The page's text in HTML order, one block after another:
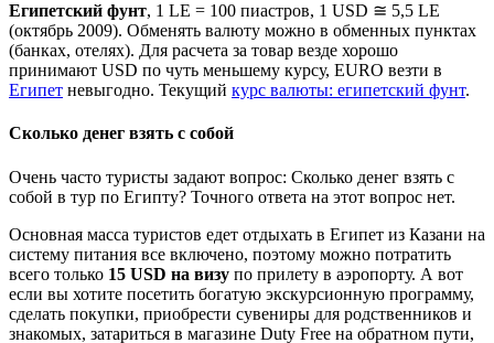
Египетский фунт, 1 LE = 100 пиастров, 1 USD ≅ 5,5 LE
(октябрь 2009). Обменять валюту можно в обменных пунктах
(банках, отелях). Для расчета за товар везде хорошо
принимают USD по чуть меньшему курсу, EURO везти в
Египет невыгодно. Текущий курс валюты: египетский фунт.
Сколько денег взять с собой
Очень часто туристы задают вопрос: Сколько денег взять с
собой в тур по Египту? Точного ответа на этот вопрос нет.
Основная масса туристов едет отдыхать в Египет из Казани на
систему питания все включено, поэтому можно потратить
всего только 15 USD на визу по прилету в аэропорту. А вот
если вы хотите посетить богатую экскурсионную программу,
сделать покупки, приобрести сувениры для родственников и
знакомых, затариться в магазине Duty Free на обратном пути,